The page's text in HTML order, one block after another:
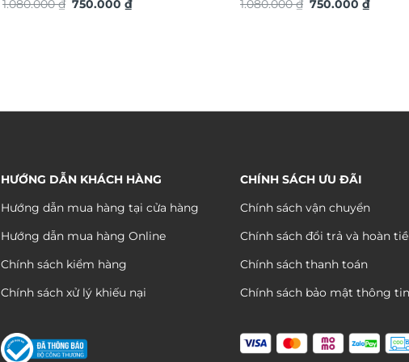
chuyển động trang trí nội thất độc
1.080.000₫ Giá
750.000₫Giá
chuyển động trang trí nội thất
1.080.000₫ Giá
750.000₫Giá
HƯỚNG DẪN KHÁCH HÀNG
Hướng dẫn mua hàng tại cửa hàng
Hướng dẫn mua hàng Online
Chính sách kiểm hàng
Chính sách xử lý khiếu nại
CHÍNH SÁCH ƯU ĐÃI
Chính sách vận chuyển
Chính sách đổi trả và hoàn
Chính sách thanh toán
Chính sách bảo mật thông tin